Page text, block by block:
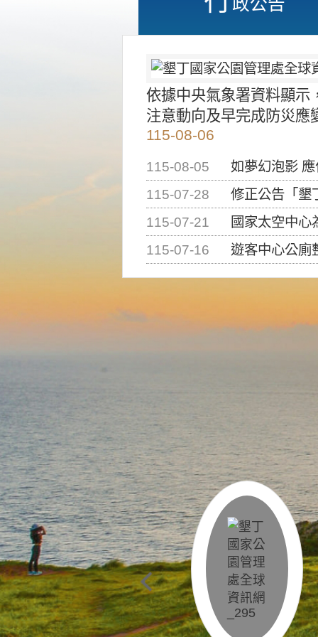
依據中央氣象署資料顯示
注意動向及早完成防災應
115-08-06
115-08-05
如夢幻泡影
115-07-28
修正公告「墾丁國家公
115-07-21
國家太空中心為辦理
115-07-16
遊客中心公廁